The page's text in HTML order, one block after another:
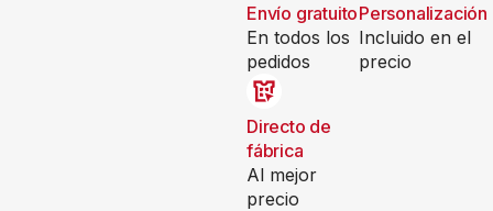
Envío gratuito
En todos los
pedidos
Personalización
Incluido en el
precio
Directo de
fábrica
Al mejor
precio